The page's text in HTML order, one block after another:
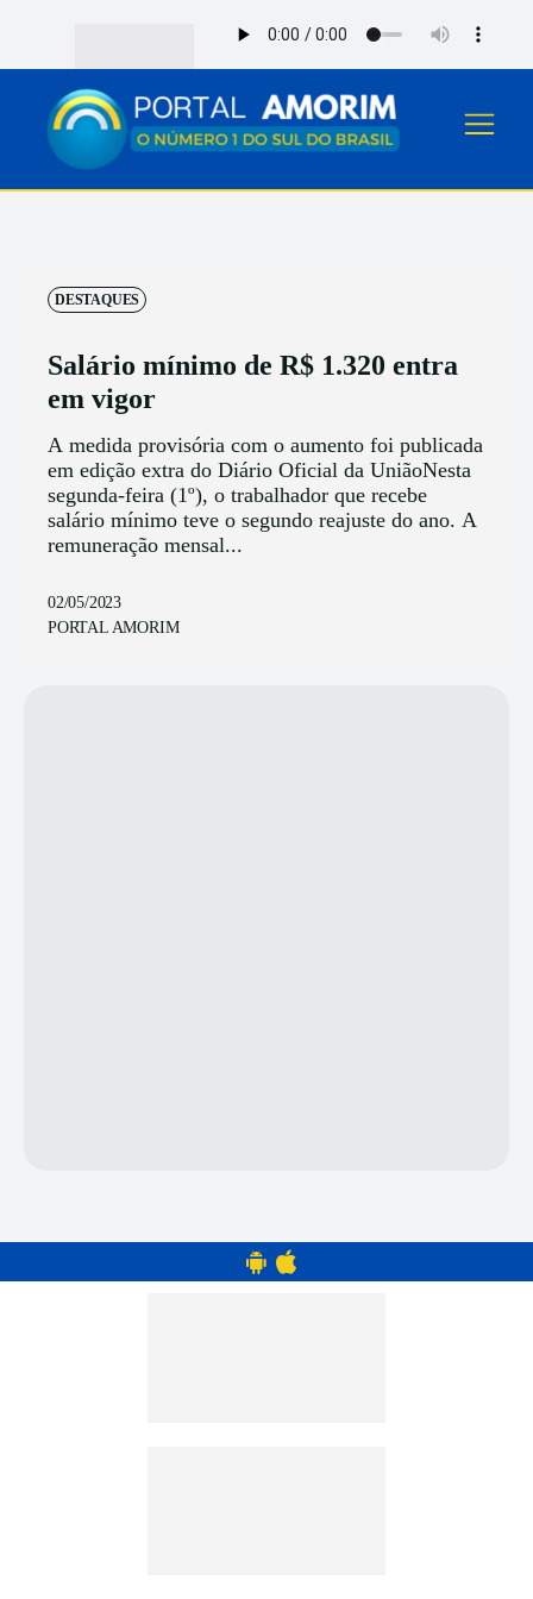
DESTAQUES
Salário mínimo de R$ 1.320 entra
em vigor
A medida provisória com o aumento foi publicada
em edição extra do Diário Oficial da UniãoNesta
segunda-feira (1º), o trabalhador que recebe
salário mínimo teve o segundo reajuste do ano. A
remuneração mensal...
02/05/2023
PORTAL AMORIM